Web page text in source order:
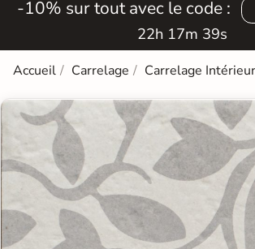
-10% sur tout avec le code :
22h 17m 38s
Accueil Carrelage Carrelage Intérieur